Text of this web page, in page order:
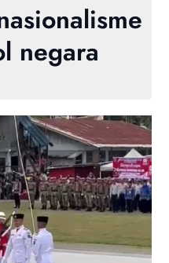
negara